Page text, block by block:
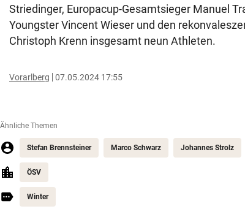
Striedinger, Europacup-Gesamtsieger Manuel
Youngster Vincent Wieser und den
Christoph Krenn insgesamt neun Athleten.
Vorarlberg 07.05.2024 17:55
Ähnliche Themen
Stefan Brennsteiner Marco Schwarz Johannes Strolz
ÖSV
Winter